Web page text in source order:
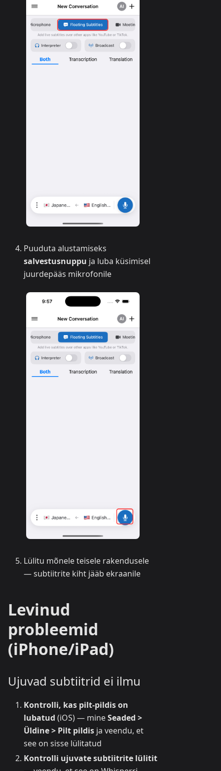
Puuduta alustamiseks
salvestusnuppu ja luba küsimisel
juurdepääs mikrofonile
Lülitu mõnele teisele rakendusele
— subtiitrite kiht jääb ekraanile
Levinud
probleemid
(iPhone/iPad)
Ujuvad subtiitrid ei ilmu
Kontrolli, kas pilt-pildis on
lubatud (iOS) — mineSeaded >
Üldine > Pilt pildis ja veendu, et
see on sisse lülitatud
Kontrolli ujuvate subtiitrite lülitit